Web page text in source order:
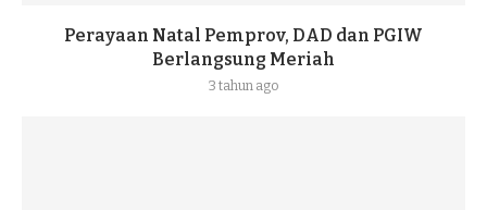
Perayaan Natal Pemprov, DAD dan PGIW
Berlangsung Meriah
3 tahun ago